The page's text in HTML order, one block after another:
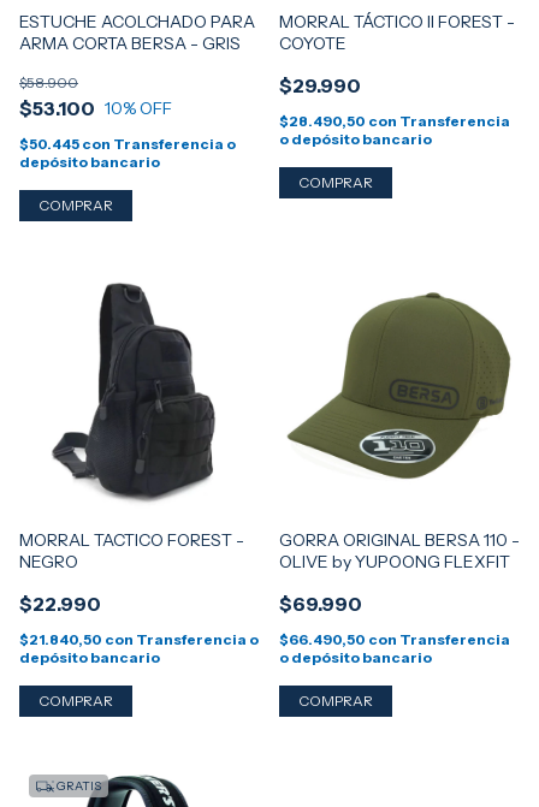
ESTUCHE ACOLCHADO PARA
ARMA CORTA BERSA - GRIS
$53.100
$58.900
10% OFF
$50.445 con Transferencia o
depósito bancario
MORRAL TÁCTICO II FOREST -
COYOTE
$29.990
$28.490,50 con Transferencia
o depósito bancario
MORRAL TACTICO FOREST -
NEGRO
$22.990
$21.840,50 con Transferencia o
depósito bancario
GORRA ORIGINAL BERSA 110 -
OLIVE by YUPOONG FLEXFIT
$69.990
$66.490,50 con Transferencia
o depósito bancario
GRATIS